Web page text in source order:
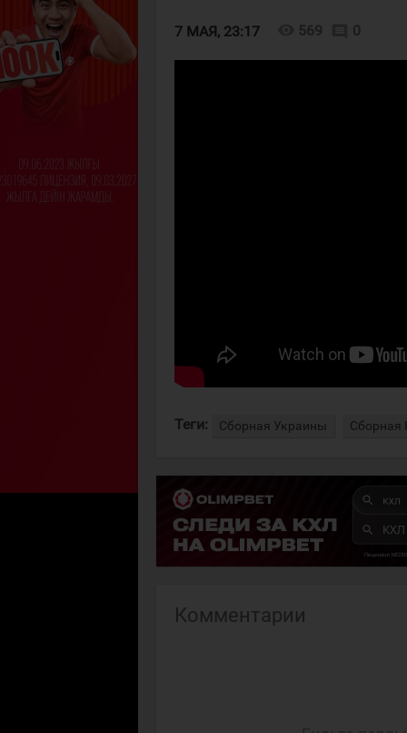
7 МАЯ, 23:17 569 0
Теги: Сборная Украины Сборная
Комментарии